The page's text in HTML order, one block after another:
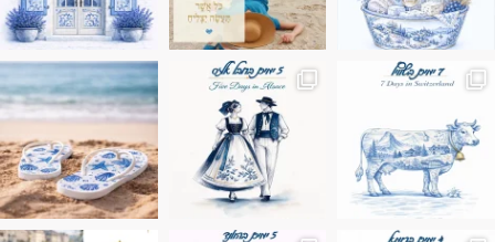
בחבל אלזס צרפת
בחופשה שבו הכל נהיה פשוט יותר. החול, הי
Instagram post
Instagram post 17994326828955248